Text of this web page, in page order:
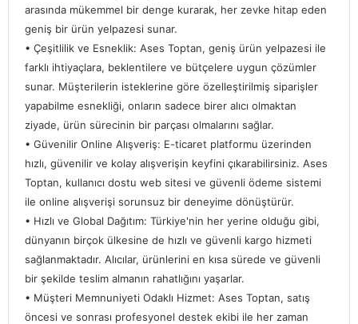
arasında mükemmel bir denge kurarak, her zevke hitap eden
geniş bir ürün yelpazesi sunar.
• Çeşitlilik ve Esneklik: Ases Toptan, geniş ürün yelpazesi ile
farklı ihtiyaçlara, beklentilere ve bütçelere uygun çözümler
sunar. Müşterilerin isteklerine göre özelleştirilmiş siparişler
yapabilme esnekliği, onların sadece birer alıcı olmaktan
ziyade, ürün sürecinin bir parçası olmalarını sağlar.
• Güvenilir Online Alışveriş: E-ticaret platformu üzerinden
hızlı, güvenilir ve kolay alışverişin keyfini çıkarabilirsiniz. Ases
Toptan, kullanıcı dostu web sitesi ve güvenli ödeme sistemi
ile online alışverişi sorunsuz bir deneyime dönüştürür.
• Hızlı ve Global Dağıtım: Türkiye'nin her yerine olduğu gibi,
dünyanın birçok ülkesine de hızlı ve güvenli kargo hizmeti
sağlanmaktadır. Alıcılar, ürünlerini en kısa sürede ve güvenli
bir şekilde teslim almanın rahatlığını yaşarlar.
• Müşteri Memnuniyeti Odaklı Hizmet: Ases Toptan, satış
öncesi ve sonrası profesyonel destek ekibi ile her zaman